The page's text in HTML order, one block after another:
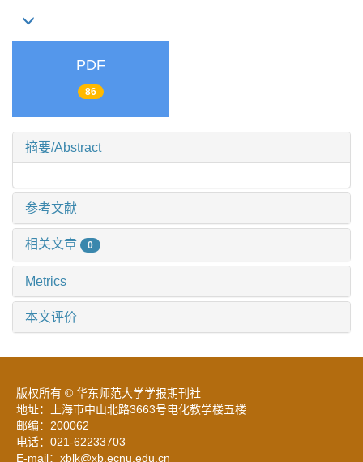
PDF
86
摘要/Abstract
参考文献
相关文章 0
Metrics
本文评价
版权所有 © 华东师范大学学报期刊社
地址：上海市中山北路3663号电化教学楼五楼
邮编：200062
电话：021-62233703
E-mail：xblk@xb.ecnu.edu.cn